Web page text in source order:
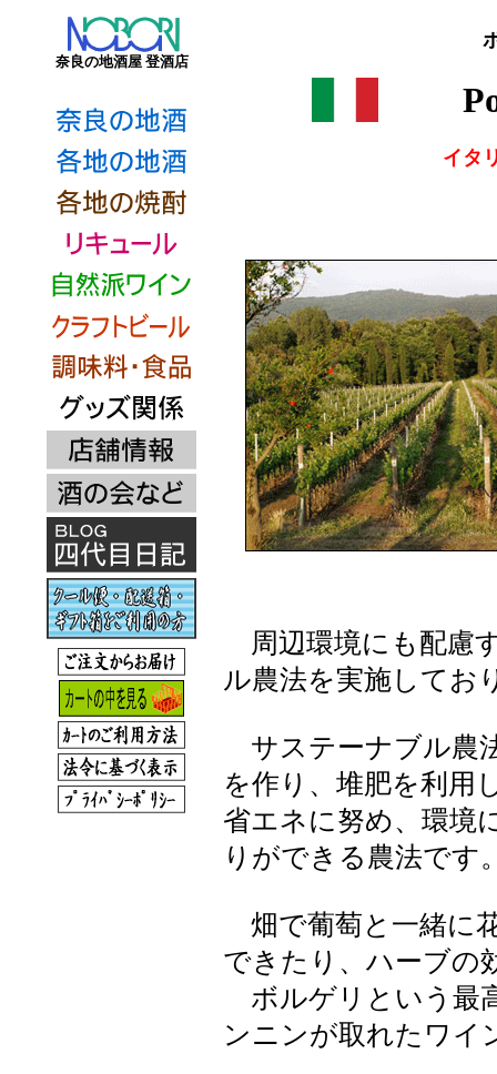
奈良の地酒屋 登酒店
イタ
周辺環境にも配慮
ル農法を実施してお
サステーナブル農
を作り、堆肥を利用
省エネに努め、環境
りができる農法です
畑で葡萄と一緒に
できたり、ハーブの
ボルゲリという最
ンニンが取れたワイ